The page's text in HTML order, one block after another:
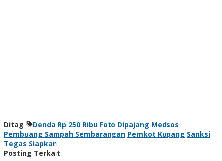
Ditag Denda Rp 250 Ribu Foto Dipajang Medsos
Pembuang Sampah Sembarangan Pemkot Kupang Sanksi
Tegas Siapkan
Posting Terkait